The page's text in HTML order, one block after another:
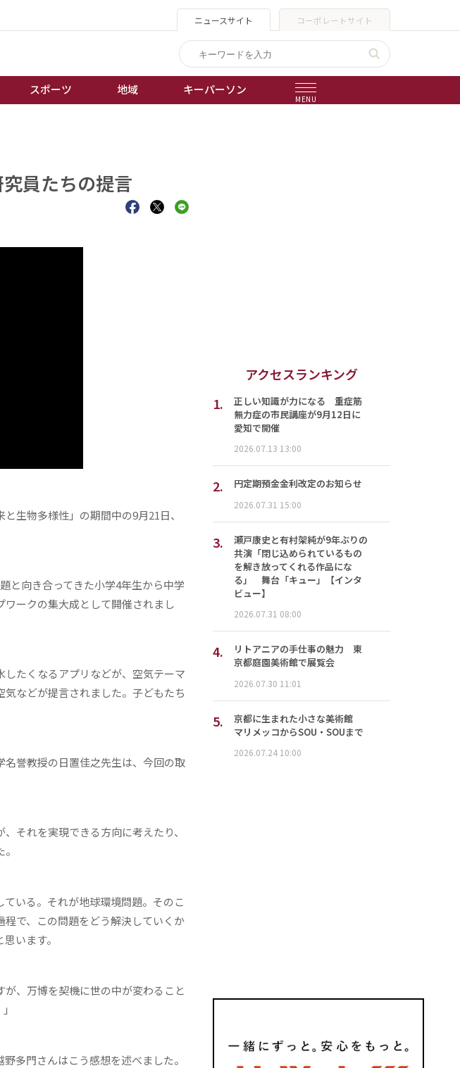
ニュースサイト コーポレートサイト
スポーツ 地域 キーパーソン
MENU
オートレース
棋王戦
員たちの提言
生物多様性」の期間中の9月21日、
と向き合ってきた小学4年生から中学
ークの集大成として開催されまし
たくなるアプリなどが、空気テーマ
などが提言されました。子どもたち
誉教授の日置佳之先生は、今回の取
それを実現できる方向に考えたり、
いる。それが地球環境問題。そのこ
で、この問題をどう解決していくか
います。
、万博を契機に世の中が変わること
多門さんはこう感想を述べました。
アクセスランキング
1.
正しい知識が力になる 重症筋
無力症の市民講座が9月12日に
愛知で開催
2026.07.13 13:00
2. 円定期預金金利改定のお知らせ
2026.07.31 15:00
3.
瀬戸康史と有村架純が9年ぶりの
共演「閉じ込められているもの
を解き放ってくれる作品にな
る」 舞台「キュー」【インタ
ビュー】
2026.07.31 08:00
4.
リトアニアの手仕事の魅力 東
京都庭園美術館で展覧会
2026.07.30 11:01
5.
京都に生まれた小さな美術館
マリメッコからSOU・SOUまで
2026.07.24 10:00